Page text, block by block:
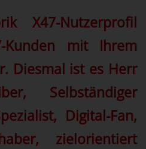
X47-Nutzerprofil
Kunden mit Ihrem
Diesmal ist es Herr
Selbständiger
Digital-Fan,
zielorientiert